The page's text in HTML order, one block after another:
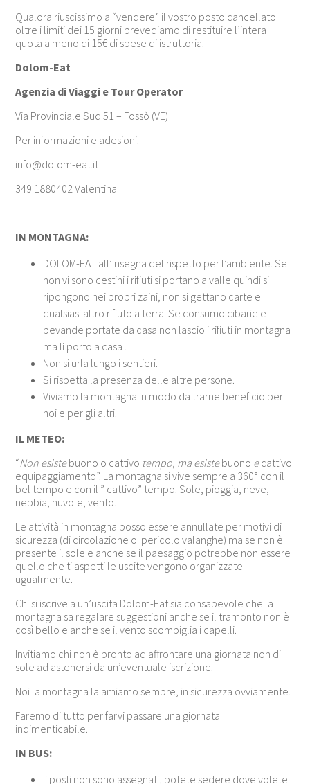
Qualora riuscissimo a “vendere” il vostro posto cancellato
oltre i limiti dei 15 giorni prevediamo di restituire l’intera
quota a meno di 15€ di spese di istruttoria.
Dolom-Eat
Agenzia di Viaggi e Tour Operator
Via Provinciale Sud 51 – Fossò (VE)
Per informazioni e adesioni:
info@dolom-eat.it
349 1880402 Valentina
IN MONTAGNA:
DOLOM-EAT all’insegna del rispetto per l’ambiente. Se
non vi sono cestini i rifiuti si portano a valle quindi si
ripongono nei propri zaini, non si gettano carte e
qualsiasi altro rifiuto a terra. Se consumo cibarie e
bevande portate da casa non lascio i rifiuti in montagna
ma li porto a casa .
Non si urla lungo i sentieri.
Si rispetta la presenza delle altre persone.
Viviamo la montagna in modo da trarne beneficio per
noi e per gli altri.
IL METEO:
“Non esistebuono o cattivo tempo ma esistebuono ecattivo
equipaggiamento”. La montagna si vive sempre a 360° con il
bel tempo e con il ” cattivo” tempo. Sole, pioggia, neve,
nebbia, nuvole, vento.
Le attività in montagna posso essere annullate per motivi di
sicurezza (di circolazione o pericolo valanghe) ma se non è
presente il sole e anche se il paesaggio potrebbe non essere
quello che ti aspetti le uscite vengono organizzate
ugualmente.
Chi si iscrive a un’uscita Dolom-Eat sia consapevole che la
montagna sa regalare suggestioni anche se il tramonto non è
così bello e anche se il vento scompiglia i capelli.
Invitiamo chi non è pronto ad affrontare una giornata non di
sole ad astenersi da un’eventuale iscrizione.
Noi la montagna la amiamo sempre, in sicurezza ovviamente.
Faremo di tutto per farvi passare una giornata
indimenticabile.
IN BUS:
i posti non sono assegnati, potete sedere dove volete